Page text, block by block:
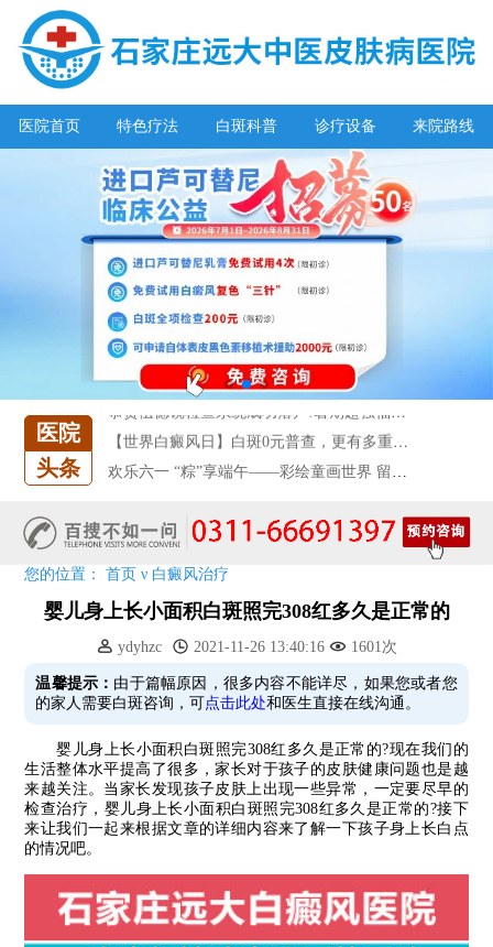
医院首页 特色疗法 白斑科普 诊疗设备 来院路线
医院
头条
阳春三月·抗白复发——远大白斑抗复发活动开启!
7天唤醒黑色素，寒假不留白 体面迎新年!
【世界白癜风日】白斑0元普查，更有多重福利千万别错过!
欢乐六一 “粽”享端午——彩绘童画世界 留住美丽瞬间
五一关爱全民皮肤健康，到院领取价值2240元白斑诊疗金!
阳春三月·抗白复发——远大白斑抗复发活动开启!
特邀原清华大学第一附属医院皮肤科主任28-29日来院会诊
恭贺伍德镜检查系统成功落户!暑期超强福利点击领取!
您的位置：首页 ν 白癜风治疗
婴儿身上长小面积白斑照完308红多久是正常的
ydyhzc 2021-11-26 13:40:16 1601次
温馨提示： 由于篇幅原因，很多内容不能详尽，如果您或者您
的家人需要白斑咨询，可点击此处和医生直接在线沟通。
婴儿身上长小面积白斑照完308红多久是正常的?现在我们的
生活整体水平提高了很多，家长对于孩子的皮肤健康问题也是越
来越关注。当家长发现孩子皮肤上出现一些异常，一定要尽早的
检查治疗，婴儿身上长小面积白斑照完308红多久是正常的?接下
来让我们一起来根据文章的详细内容来了解一下孩子身上长白点
的情况吧。